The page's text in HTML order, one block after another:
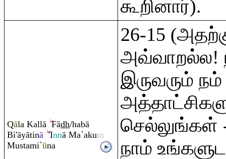
கூறினார்).
Qāla Kallā Fādh/habā
Bi'āyātinā 'Innā Ma`akum
Mustami`ūna
26-15
அவ்வாறல்ல!
இருவரும் நம்
செல்லுங்கள்
நாம்